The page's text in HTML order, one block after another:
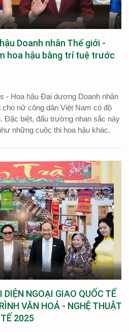
Doanh nhân Thế giới -
hoa hậu bằng trí tuệ trước
- Hoa hậu Đại dương Doanh nhân
nữ công dân Việt Nam có độ
Đặc biệt, đấu trường nhan sắc này
những cuộc thi hoa hậu khác.
NGOẠI GIAO QUỐC TẾ
VĂN HOÁ - NGHỆ THUẬT
2025